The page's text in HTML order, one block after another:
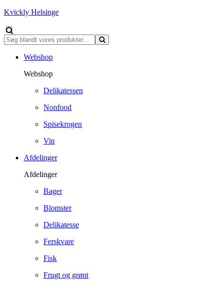
Kvickly Helsinge
Webshop
Webshop
Delikatessen
Nonfood
Spisekrogen
Vin
Afdelinger
Afdelinger
Bager
Blomster
Delikatesse
Ferskvare
Fisk
Frugt og grønt